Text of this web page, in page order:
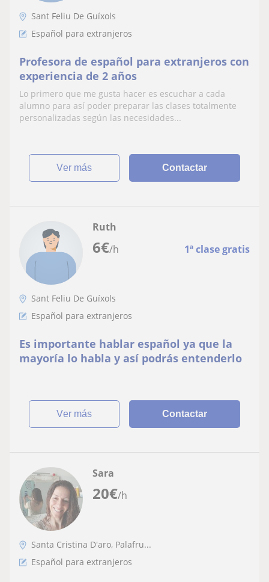
Sant Feliu De Guíxols
Español para extranjeros
Profesora de español para extranjeros con
experiencia de 2 años
Lo primero que me gusta hacer es escuchar a cada
alumno para así poder preparar las clases totalmente
personalizadas según las necesidades...
ver más Contactar
6€/h 1ª clase gratis
Ruth
Sant Feliu De Guíxols
Español para extranjeros
Es importante hablar español ya que la
mayoría lo habla y así podrás entenderlo
ver más Contactar
20€/h
Sara
Santa Cristina D'aro, Palafru...
Español para extranjeros